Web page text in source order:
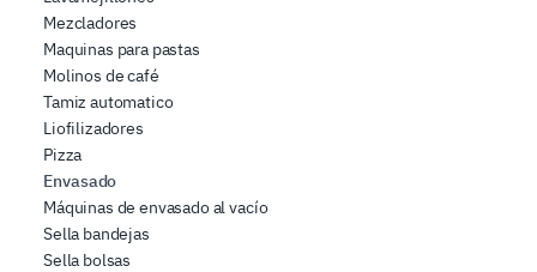
Mezcladores
Maquinas para pastas
Molinos de café
Tamiz automatico
Liofilizadores
Pizza
Envasado
Máquinas de envasado al vacío
Sella bandejas
Sella bolsas